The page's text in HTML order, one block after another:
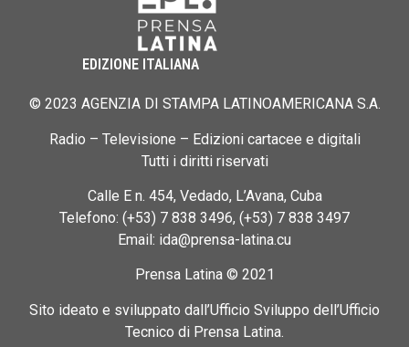
EDIZIONE ITALIANA
© 2023 AGENZIA DI STAMPA LATINOAMERICANA S.A.
Radio – Televisione – Edizioni cartacee e digitali
Tutti i diritti riservati
Calle E n. 454, Vedado, L’Avana, Cuba
Telefono: (+53) 7 838 3496, (+53) 7 838 3497
Email: ida@prensa-latina.cu
Prensa Latina © 2021
Sito ideato e sviluppato dall’Ufficio Sviluppo dell’Ufficio
Tecnico di Prensa Latina.